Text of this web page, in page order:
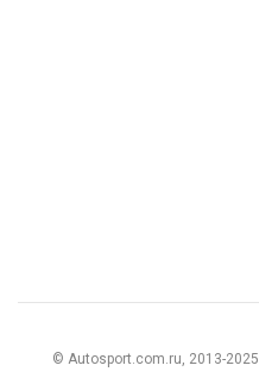
© Autosport.com.ru, 2013-2025